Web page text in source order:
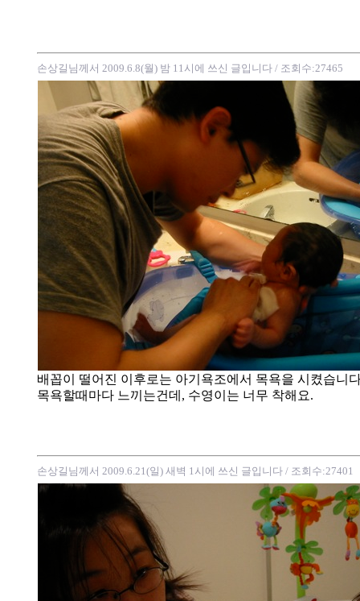
손상길님께서 2009.6.8(월) 밤 11시에 쓰신 글입니다 / 조회수:27465
배꼽이 떨어진 이후로는 아기욕조에서 목욕을 시켰습니
목욕할때마다 느끼는건데, 수영이는 너무 착해요.
손상길님께서 2009.6.21(일) 새벽 1시에 쓰신 글입니다 / 조회수:27401